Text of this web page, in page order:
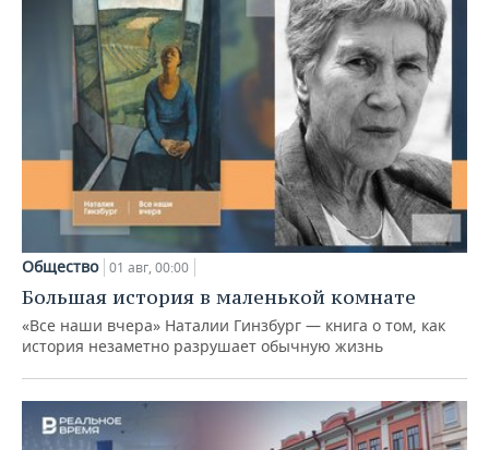
Общество 01 авг, 00:00
Большая история в маленькой комнате
«Все наши вчера» Наталии Гинзбург — книга о том, как
история незаметно разрушает обычную жизнь